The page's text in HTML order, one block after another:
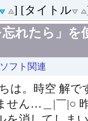
] [タイトル
忘れたら」
フト関連
は。時空 解で
せん…＿|￣|○